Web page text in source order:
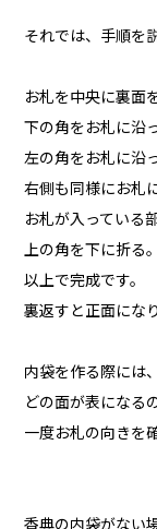
それでは、手順を
お札を中央に裏面
下の角をお札に沿
左の角をお札に沿
右側も同様にお札
お札が入っている
上の角を下に折る。
以上で完成です。
裏返すと正面にな
内袋を作る際には
どの面が表になる
一度お札の向きを
香典の内袋がない